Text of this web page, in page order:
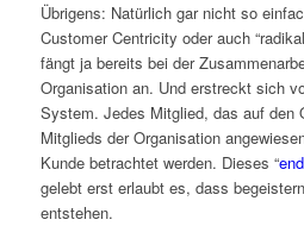
Übrigens: Natürlich gar nicht so
Customer Centricity oder auch
fängt ja bereits bei der
Organisation an. Und erstreckt sich
System. Jedes Mitglied, das auf den
Mitglieds der Organisation
Kunde betrachtet werden. Dieses “
gelebt erst erlaubt es, dass
entstehen.